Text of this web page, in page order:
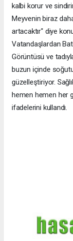
kalbi korur ve
Meyvenin biraz
artacaktır" diye
Vatandaşlardan
Görüntüsü ve
buzun içinde
güzelleştiriyor.
hemen hemen her
ifadelerini kullandı.